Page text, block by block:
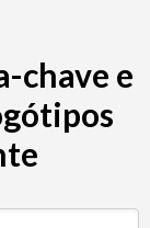
chave e